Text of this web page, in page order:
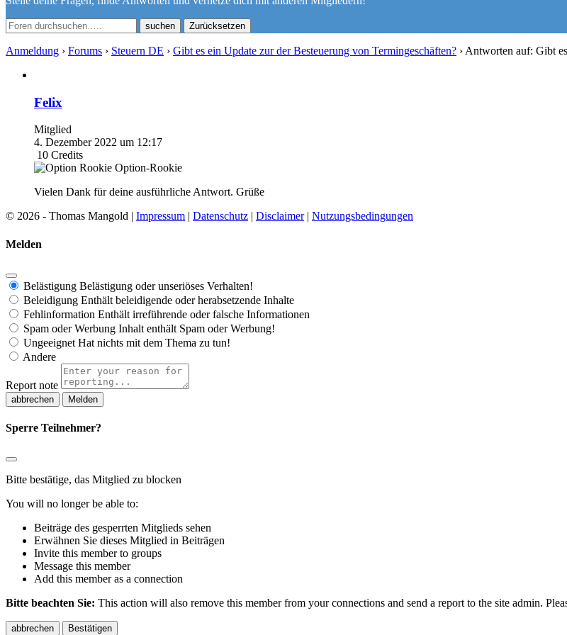
Zurücksetzen
Anmeldung › Forums › Steuern DE › Gibt es ein Update zur der Besteuerung von Termingeschäften? › Antworten auf: Gibt
Felix
Mitglied
4. Dezember 2022 um 12:17
10 Credits
Option-Rookie
Vielen Dank für deine ausführliche Antwort. Grüße
© 2026 - Thomas Mangold | Impressum | Datenschutz | Disclaimer| Nutzungsbedingungen
Melden
Belästigung Belästigung oder unseriöses Verhalten!
Beleidigung Enthält beleidigende oder herabsetzende Inhalte
Fehlinformation Enthält irreführende oder falsche Informationen
Spam oder Werbung Inhalt enthält Spam oder Werbung!
Ungeeignet Hat nichts mit dem Thema zu tun!
Andere
Report note
Melden
Sperre Teilnehmer?
Bitte bestätige, das Mitglied zu blocken
You will no longer be able to:
Beiträge des gesperrten Mitglieds sehen
Erwähnen Sie dieses Mitglied in Beiträgen
Invite this member to groups
Message this member
Add this member as a connection
Bitte beachten Sie: This action will also remove this member from your connections and send a report to the site admin.
Bestätigen